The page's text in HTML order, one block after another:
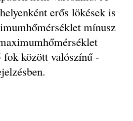
erős lökések is
mínusz
fok között valószínű -